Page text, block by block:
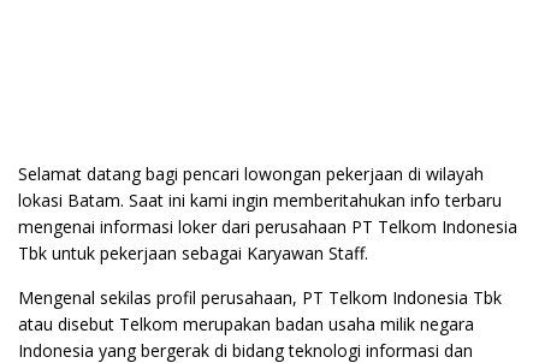
Selamat datang bagi pencari lowongan pekerjaan di wilayah
lokasi Batam. Saat ini kami ingin memberitahukan info terbaru
mengenai informasi loker dari perusahaan PT Telkom Indonesia
Tbk untuk pekerjaan sebagai Karyawan Staff.
Mengenal sekilas profil perusahaan, PT Telkom Indonesia Tbk
atau disebut Telkom merupakan badan usaha milik negara
Indonesia yang bergerak di bidang teknologi informasi dan